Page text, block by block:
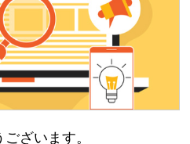
ざいます。